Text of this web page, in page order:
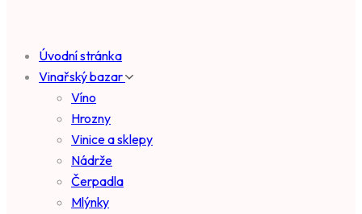
Úvodní stránka
Vinařský bazar
Víno
Hrozny
Vinice a sklepy
Nádrže
Čerpadla
Mlýnky